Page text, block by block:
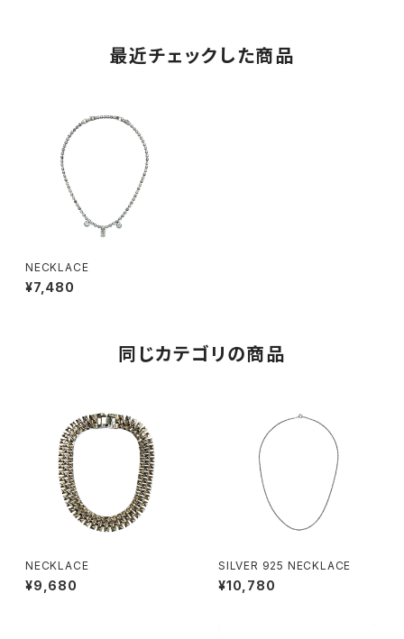
最近チェックした商品
NECKLACE
¥7,480
同じカテゴリの商品
NECKLACE
¥9,680
SILVER 925 NECKLACE
¥10,780